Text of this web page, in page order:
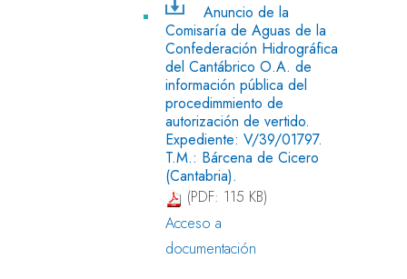
Anuncio de la
Comisaría de Aguas de la
Confederación Hidrográfica
del Cantábrico O.A. de
información pública del
procedimmiento de
autorización de vertido.
Expediente: V/39/01797.
T.M.: Bárcena de Cicero
(Cantabria).
(PDF: 115 KB)
Acceso a
documentación